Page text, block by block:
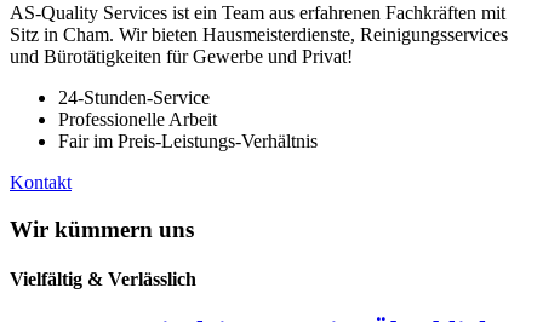
AS-Quality Services ist ein Team aus erfahrenen Fachkräften mit
Sitz in Cham. Wir bieten Hausmeisterdienste, Reinigungsservices
und Bürotätigkeiten für Gewerbe und Privat!
24-Stunden-Service
Professionelle Arbeit
Fair im Preis-Leistungs-Verhältnis
Kontakt
Wir kümmern uns
Vielfältig & Verlässlich